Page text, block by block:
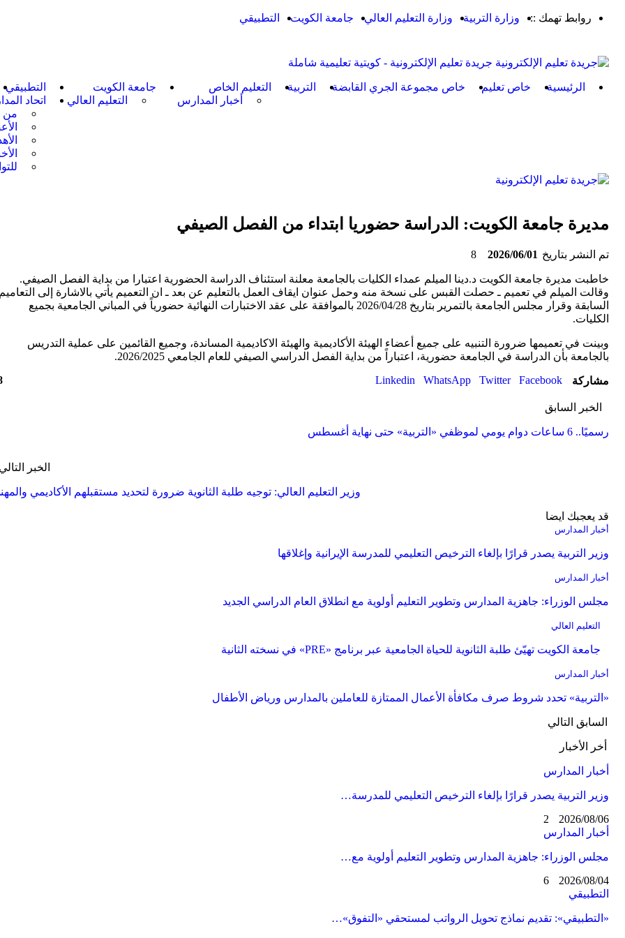
روابط تهمك :: وزارة التربية وزارة التعليم العالي جامعة الكويت التطبيقي
جريدة تعليم الإلكترونية - كويتية تعليمية شاملة
الرئيسية خاص تعليم خاص مجموعة الجري القابضة التربية
التعليم الخاص
أخبار المدارس
جامعة الكويت
التعليم العالي
التطبيقي
اتحاد
من
مديرة جامعة الكويت: الدراسة حضوريا ابتداء من الفصل الصيفي
تم النشر بتاريخ 2026/06/01
8
خاطبت مديرة جامعة الكويت د.دينا الميلم عمداء الكليات بالجامعة معلنة استئناف الدراسة الحضورية اعتبارا من بداية الفصل الصيفي.
وقالت الميلم في تعميم ـ حصلت القبس على نسخة منه وحمل عنوان ايقاف العمل بالتعليم عن بعد ـ ان التعميم يأتي بالاشارة إلى
السابقة وقرار مجلس الجامعة بالتمرير بتاريخ 2026/04/28 بالموافقة على عقد الاختبارات النهائية حضورياً في المباني الجامعية بجميع
الكليات.
وبينت في تعميمها ضرورة التنبيه على جميع أعضاء الهيئة الأكاديمية والهيئة الاكاديمية المساندة، وجميع القائمين على عملية التدريس
بالجامعة بأن الدراسة في الجامعة حضورية، اعتباراً من بداية الفصل الدراسي الصيفي للعام الجامعي 2026/2025.
مشاركة Facebook
Twitter
WhatsApp
Linkedin
الخبر السابق
رسميًا.. 6 ساعات دوام يومي لموظفي «التربية» حتى نهاية أغسطس
الخبر
وزير التعليم العالي: توجيه طلبة الثانوية ضرورة لتحديد مستقبلهم الأكاديمي
قد يعجبك ايضا
أخبار المدارس
وزير التربية يصدر قرارًا بإلغاء الترخيص التعليمي للمدرسة الإيرانية وإغلاقها
أخبار المدارس
مجلس الوزراء: جاهزية المدارس وتطوير التعليم أولوية مع انطلاق العام الدراسي الجديد
التعليم العالي
جامعة الكويت تهيّئ طلبة الثانوية للحياة الجامعية عبر برنامج «PRE» في نسخته الثانية
أخبار المدارس
«التربية» تحدد شروط صرف مكافأة الأعمال الممتازة للعاملين بالمدارس ورياض الأطفال
السابق التالي
أخر الأخبار
أخبار المدارس
وزير التربية يصدر قرارًا بإلغاء الترخيص التعليمي للمدرسة…
2026/08/06
2
أخبار المدارس
مجلس الوزراء: جاهزية المدارس وتطوير التعليم أولوية مع…
2026/08/04
6
التطبيقي
«التطبيقي»: تقديم نماذج تحويل الرواتب لمستحقي «التفوق»…